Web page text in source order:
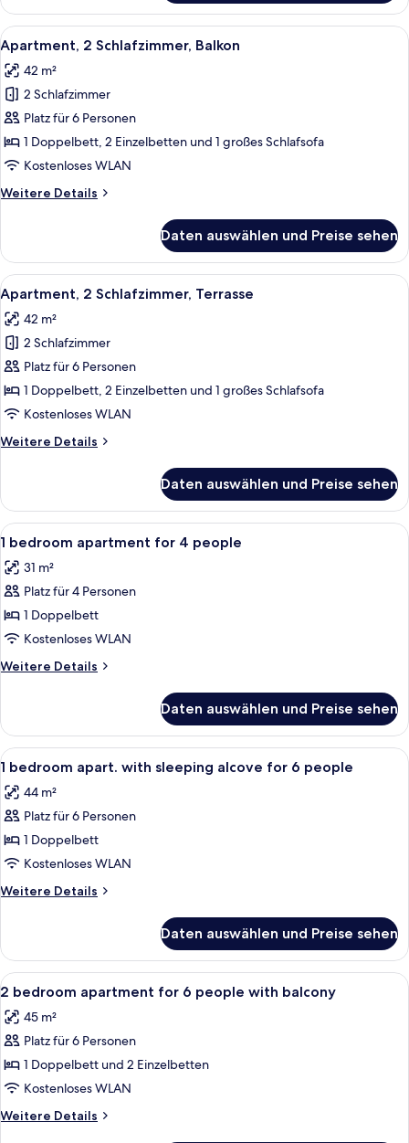
1
Schlafzimmer
(Cabine)
Alle
Fotos
für
Apartment,
2 Schlafzimmer,
Balkon
anzeigen
Ein Essbereich mit Tisch, gedeckten
6
Apartment, 2 Schlafzimmer, Balkon
42 m²
2 Schlafzimmer
Platz für 6 Personen
1 Doppelbett, 2 Einzelbetten und 1 großes Schlafsofa
Kostenloses WLAN
Weitere Details
Weitere
2 Schlafzimmer,
Balkon
Daten auswählen und Preise sehen
Alle
Fotos
für
Apartment,
2 Schlafzimmer,
Terrasse
anzeigen
Eine moderne Küche mit weißen
8
Apartment, 2 Schlafzimmer, Terrasse
42 m²
2 Schlafzimmer
Platz für 6 Personen
1 Doppelbett, 2 Einzelbetten und 1 großes Schlafsofa
Kostenloses WLAN
Weitere Details
Weitere
2 Schlafzimmer,
Terrasse
Daten auswählen und Preise sehen
Alle
Fotos
für
1
bedroom
apartment
for
4
anzeigen
Schallisolierte Zimmer, Babybetten,
8
1 bedroom apartment for 4 people
31 m²
Platz für 4 Personen
1 Doppelbett
Kostenloses WLAN
Weitere Details
Weitere
bedroom
apartment
for
people
Daten auswählen und Preise sehen
Alle
Fotos
für
1
bedroom
apart.
with
sleeping
for
people
anzeigen
Schallisolierte Zimmer, Babybetten,
7
1 bedroom apart. with sleeping alcove for 6 people
44 m²
Platz für 6 Personen
1 Doppelbett
Kostenloses WLAN
Weitere Details
Weitere
bedroom
apart.
with
alcove
for
people
Daten auswählen und Preise sehen
Alle
Fotos
für
2
bedroom
apartment
for
6
Schallisolierte Zimmer, Babybetten,
6
2 bedroom apartment for 6 people with balcony
45 m²
Platz für 6 Personen
1 Doppelbett und 2 Einzelbetten
Kostenloses WLAN
Weitere Details
Weitere